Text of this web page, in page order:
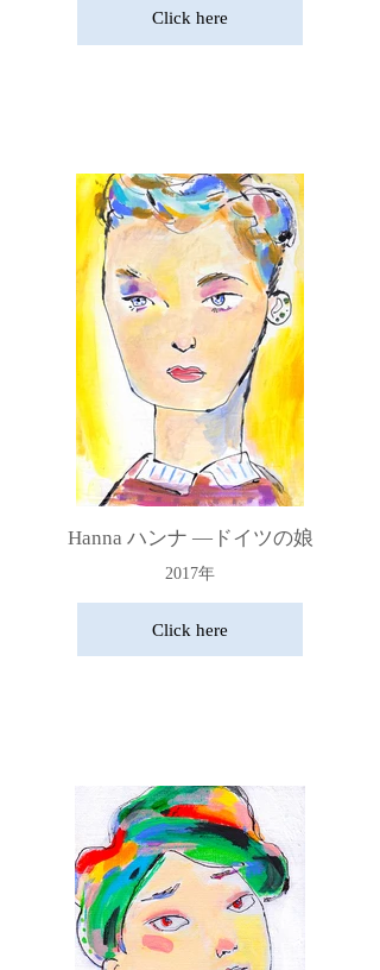
Click here
Hanna ハンナ ―ドイツの娘
2017年
Click here